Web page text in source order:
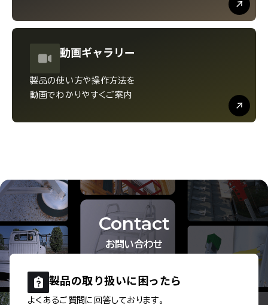
動画ギャラリー
製品の使い方や操作方法を
動画でわかりやすくご案内
Contact
お問い合わせ
製品の取り扱いに困ったら
よくあるご質問に回答しております。